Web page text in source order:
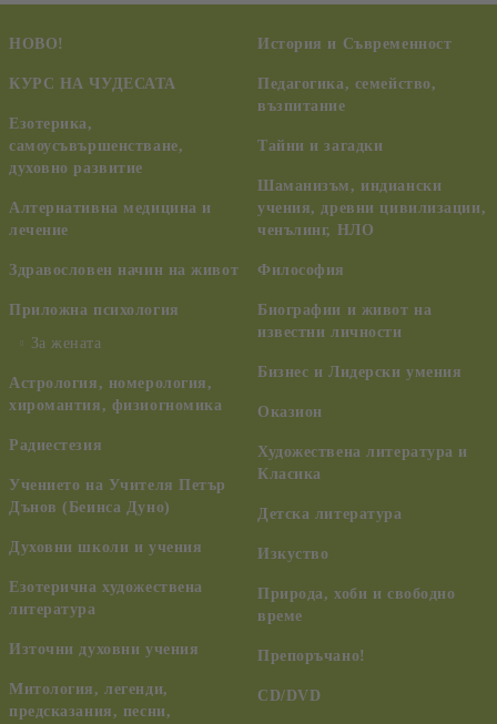
НОВО!
КУРС НА ЧУДЕСАТА
Езотерика,
самоусъвършенстване,
духовно развитие
Алтернативна медицина и
лечение
Здравословен начин на живот
Приложна психология
За жената
Астрология, номерология,
хиромантия, физиогномика
Радиестезия
Учението на Учителя Петър
Дънов (Беинса Дуно)
Духовни школи и учения
Езотерична художествена
литература
Източни духовни учения
Митология, легенди,
предсказания, песни,
История и Съвременност
Педагогика, семейство,
възпитание
Тайни и загадки
Шаманизъм, индиански
учения, древни цивилизации,
ченълинг, НЛО
Философия
Биографии и живот на
известни личности
Бизнес и Лидерски умения
Оказион
Художествена литература и
Класика
Детска литература
Изкуство
Природа, хоби и свободно
време
Препоръчано!
CD/DVD